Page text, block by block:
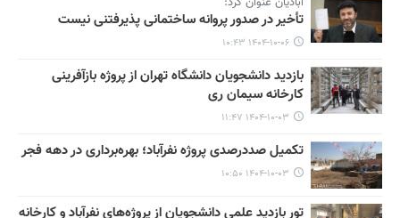
تأخیر در صدور پروانه ساختمانی پذیرفتنی نیست
۱۴۰۴-۱۰-۰۶ ۱۰:۴۳
بازدید دانشجویان دانشگاه تهران از پروژه بازآفرینی
کارخانه سیمان ری
۱۴۰۴-۱۰-۰۳ ۱۱:۴۷
تکمیل صددرصدی پروژه نفرآباد؛ بهره‌برداری در دهه فجر
۱۴۰۴-۱۰-۰۳ ۱۰:۵۰
تور بازدید علمی دانشجویان از پروژه‌های نفرآباد و کارخانه